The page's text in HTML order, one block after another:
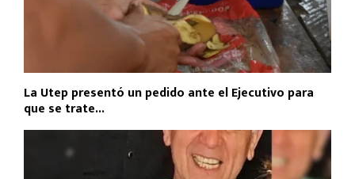
La Utep presentó un pedido ante el Ejecutivo para
que se trate...